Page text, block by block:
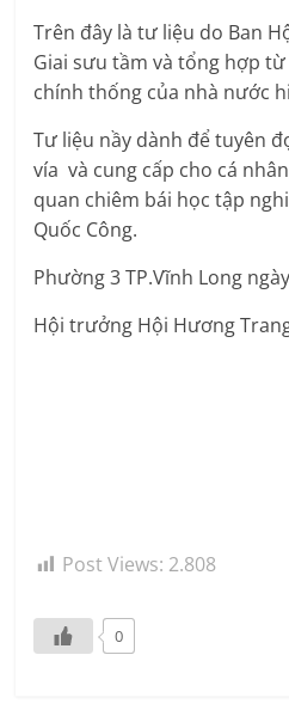
Trên đây là tư liệu do Ban
Giai sưu tầm và tổng hợp
chính thống của nhà nước
Tư liệu nầy dành để tuyên
vía và cung cấp cho cá
quan chiêm bái học tập
Quốc Công.
Phường 3 TP.Vĩnh Long
Hội trưởng Hội Hương
Post Views: 2.808
0